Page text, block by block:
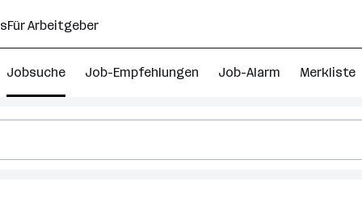
Für Arbeitgeber
Jobsuche Job-Empfehlungen Job-Alarm Merkliste